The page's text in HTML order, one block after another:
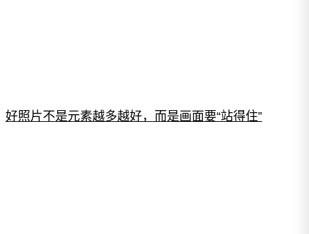
好照片不是元素越多越好，而是画面要“站得住”